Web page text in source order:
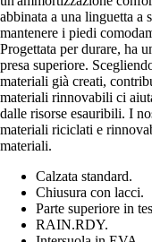
abbinata a una linguetta a
mantenere i piedi
Progettata per durare, ha
presa superiore.
materiali già creati,
materiali rinnovabili ci
dalle risorse esauribili. I
materiali riciclati e
materiali.
Calzata standard.
Chiusura con lacci.
Parte superiore in
RAIN.RDY.